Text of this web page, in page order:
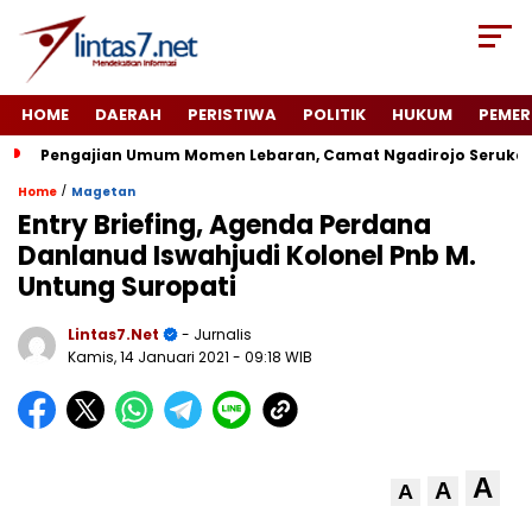
HOME DAERAH PERISTIWA POLITIK HUKUM
Pengajian Umum Momen Lebaran, Camat Ngadirojo
Home / Magetan
Entry Briefing, Agenda Perdana
Danlanud Iswahjudi Kolonel Pnb M.
Untung Suropati
Lintas7.net
- Jurnalis
Kamis, 14 Januari 2021 - 09:18 WIB
A A A